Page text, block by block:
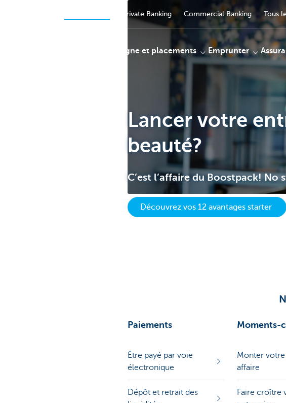
Private Banking Commercial Banking Tous
Épargne et placements Emprunter
Lancer votre
beauté?
C’est l’affaire du Boostpack! No
Découvrez vos 12 avantages starter
Paiements
Être payé par voie
électronique
Dépôt et retrait des
Moments-
Monter
affaire
Faire croître